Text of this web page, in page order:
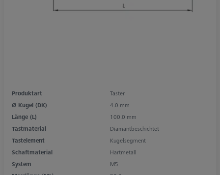
Produktart
Taster
Ø Kugel (DK)
4.0 mm
Länge (L)
100.0 mm
Tastmaterial
Diamantbeschichtet
Tastelement
Kugelsegment
Schaftmaterial
Hartmetall
System
M5